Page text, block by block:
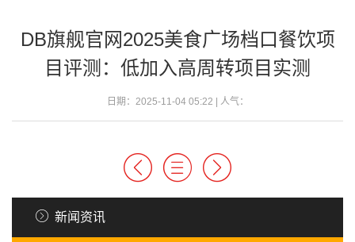
DB旗舰官网2025美食广场档口餐饮项
目评测：低加入高周转项目实测
日期：2025-11-04 05:22 | 人气：
新闻资讯